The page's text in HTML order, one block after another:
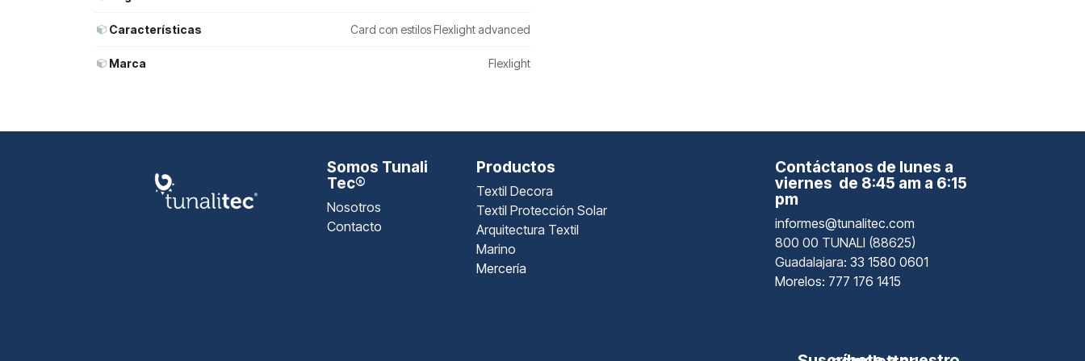
Características Card con estilos Flexlight advanced
Marca Flexlight
Somos Tunali
Tec®
Nosotros
Contacto
Productos
Textil Decora
Textil Protección Solar
Arquitectura Textil
Marino
Mercería
Contáctanos de lunes a
viernes de 8:45 am a 6:15
pm
informes@tunalitec.com
800 00 TUNALI (88625)
Guadalajara: 33 1580 0601
Morelos: 777 176 1415